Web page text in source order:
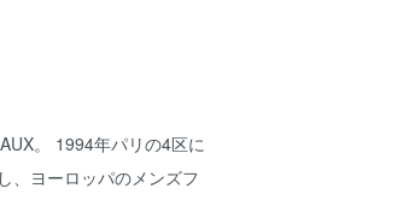
。 1994年パリの4区に
、ヨーロッパのメンズフ